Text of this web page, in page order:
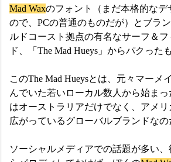
Mad Waxのフォント（まだ本格的なデ
ので、PCの普通のものだが）とブラ
ルドコースト拠点の有名なサーフ＆
ド、「The Mad Hueys」からパクった
このThe Mad Hueysとは、元々マーメ
んでいた若いローカル数人から始ま
はオーストラリアだけでなく、アメ
広がっているグローバルブランドなの
ソーシャルメディアでの話題が多い